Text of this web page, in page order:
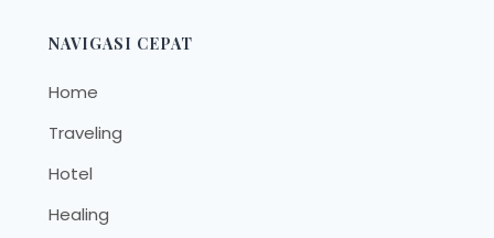
NAVIGASI CEPAT
Home
Traveling
Hotel
Healing